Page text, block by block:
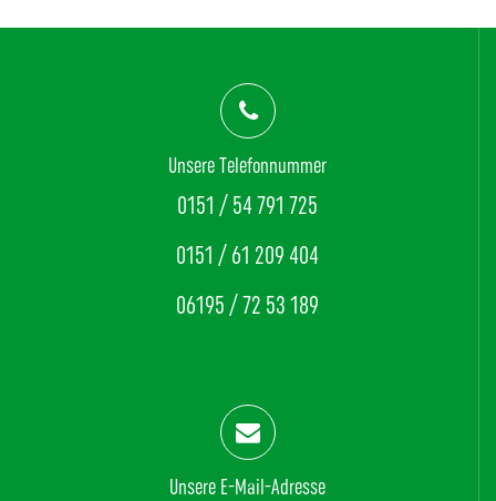
Unsere Telefonnummer
0151 / 54 791 725
0151 / 61 209 404
06195 / 72 53 189
Unsere E-Mail-Adresse